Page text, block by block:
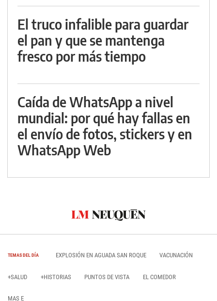
El truco infalible para guardar
el pan y que se mantenga
fresco por más tiempo
Caída de WhatsApp a nivel
mundial: por qué hay fallas en
el envío de fotos, stickers y en
WhatsApp Web
TEMAS DEL DÍA EXPLOSIÓN EN AGUADA SAN ROQUE VACUNACIÓN
+SALUD +HISTORIAS PUNTOS DE VISTA EL COMEDOR
MAS E